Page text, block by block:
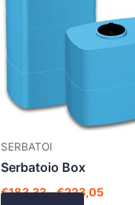
SERBATOI
Serbatoio Box
€183,33–€223,05
più
varianti.
essere
nella